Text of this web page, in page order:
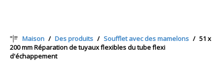
Maison / Des produits / Soufflet avec des mamelons / 51 x
200 mm Réparation de tuyaux flexibles du tube flexi
d'échappement